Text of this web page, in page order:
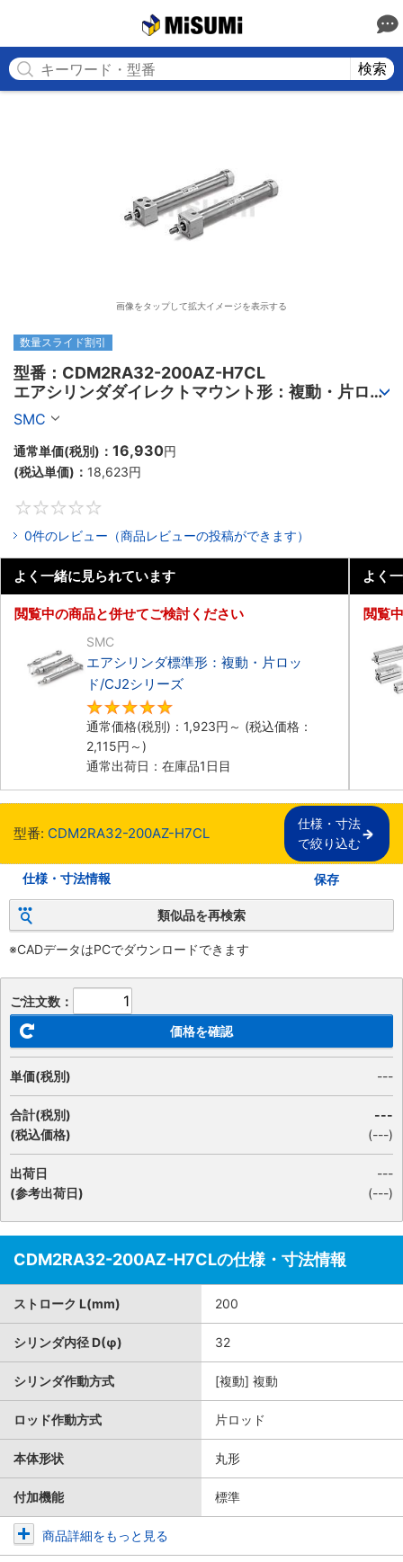
検索
画像をタップして拡大イメージを表示する
数量スライド割引
型番：CDM2RA32-200AZ-H7CL
エアシリンダダイレクトマウント形：複動・片ロッ
ド／CM2Rシリーズ
SMC
通常単価(税別)： 16,930円
(税込単価)： 18,623円
0件のレビュー（商品レビューの投稿ができます）
よく一緒に見られています
閲覧中の商品と併せてご検討ください
SMC
エアシリンダ標準形：複動・片ロッ
ド/CJ2シリーズ
通常価格(税別)： 1,923円 ～ (税込価格：
2,115円 ～)
通常出荷日：在庫品1日目
よく
閲覧
型番: CDM2RA32-200AZ-H7CL
仕様・寸法
で絞り込む
仕様・寸法情報 保存
類似品を再検索
※CADデータはPCでダウンロードできます
ご注文数：
価格を確認
単価(税別) ---
合計(税別)
(税込価格)
---
(---)
出荷日
(参考出荷日)
---
(---)
CDM2RA32-200AZ-H7CLの仕様・寸法情報
ストローク L(mm) 200
シリンダ内径 D(φ) 32
シリンダ作動方式 [複動] 複動
ロッド作動方式 片ロッド
本体形状 丸形
付加機能 標準
商品詳細をもっと見る